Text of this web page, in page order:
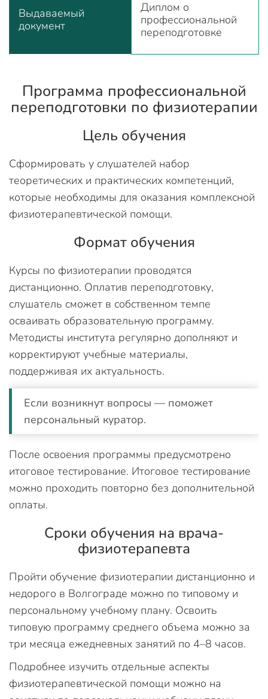
Выдаваемый
документ
Диплом о
профессиональной
переподготовке
Программа профессиональной
переподготовки по физиотерапии
Цель обучения
Сформировать у слушателей набор
теоретических и практических компетенций,
которые необходимы для оказания комплексной
физиотерапевтической помощи.
Формат обучения
Курсы по физиотерапии проводятся
дистанционно. Оплатив переподготовку,
слушатель сможет в собственном темпе
осваивать образовательную программу.
Методисты института регулярно дополняют и
корректируют учебные материалы,
поддерживая их актуальность.
Если возникнут вопросы — поможет
персональный куратор.
После освоения программы предусмотрено
итоговое тестирование. Итоговое тестирование
можно проходить повторно без дополнительной
оплаты.
Сроки обучения на врача-
физиотерапевта
Пройти обучение физиотерапии дистанционно и
недорого в Волгограде можно по типовому и
персональному учебному плану. Освоить
типовую программу среднего объема можно за
три месяца ежедневных занятий по 4–8 часов.
Подробнее изучить отдельные аспекты
физиотерапевтической помощи можно на